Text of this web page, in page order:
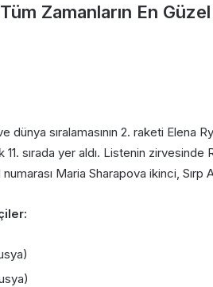
Zamanların En
dünya sıralamasının 2. raketi Elena
sırada yer aldı. Listenin zirvesinde
Maria Sharapova ikinci,